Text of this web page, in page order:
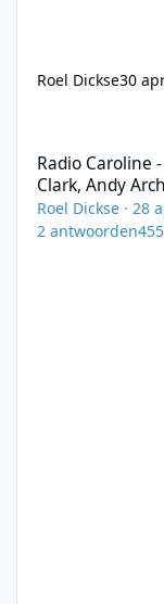
Roel Dickse30
Radio Caroline
Clark, Andy
Roel Dickse · 28
2 antwoorden455